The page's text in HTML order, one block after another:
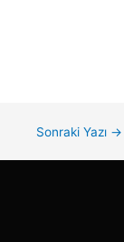
Sonraki Yazı →